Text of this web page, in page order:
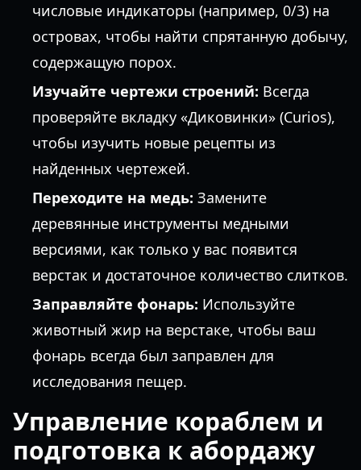
числовые индикаторы (например, 0/3) на
островах, чтобы найти спрятанную добычу,
содержащую порох.
Изучайте чертежи строений: Всегда
проверяйте вкладку «Диковинки» (Curios),
чтобы изучить новые рецепты из
найденных чертежей.
Переходите на медь: Замените
деревянные инструменты медными
версиями, как только у вас появится
верстак и достаточное количество слитков.
Заправляйте фонарь: Используйте
животный жир на верстаке, чтобы ваш
фонарь всегда был заправлен для
исследования пещер.
Управление кораблем и
подготовка к абордажу